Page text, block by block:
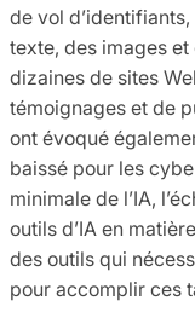
de vol
texte, des images et
dizaines de sites
témoignages et de
ont évoqué
baissé pour les
minimale de l’IA,
outils d’IA en
des outils qui
pour accomplir ces